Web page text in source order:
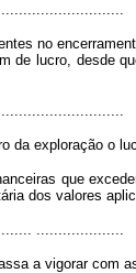
no
de lucro, desde
da exploração o
que
dos valores
....................
a vigorar com